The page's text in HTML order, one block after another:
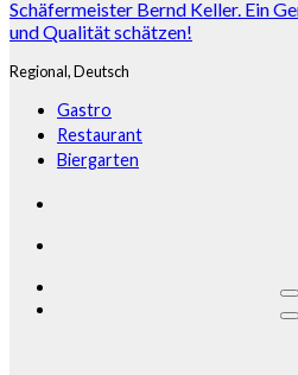
Schäfermeister Bernd Keller. Ein
und Qualität schätzen!
Regional,Deutsch
Gastro
Restaurant
Biergarten